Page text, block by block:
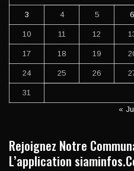
3 4 5 6
10 11 12
17 18 19
24 25 26
31
«
Rejoignez Notre
L’application